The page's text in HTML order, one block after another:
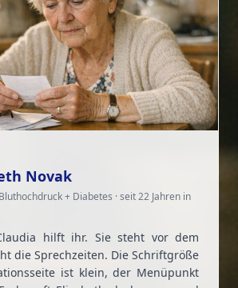
Novak
+ Diabetes · seit 22 Jahren in
hilft ihr. Sie steht vor dem
die Sprechzeiten. Die Schriftgröße
ist klein, der Menüpunkt